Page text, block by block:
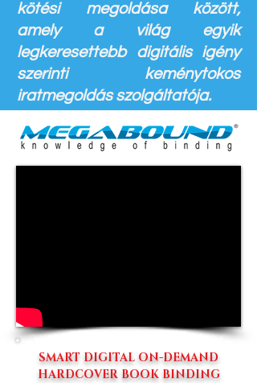
kötési megoldása között,
amely a világ egyik
legkeresettebb digitális igény
szerinti keménytokos
iratmegoldás szolgáltatója.
SMART DIGITAL ON-DEMAND
HARDCOVER BOOK BINDING